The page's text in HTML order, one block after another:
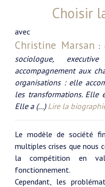
Choisir
avec
Christine Marsan :
sociologue,
accompagnement aux
organisations : elle
les transformations. Elle
Elle a (…) Lire la
Le modèle de société
multiples crises que nous
la compétition en
fonctionnement.
Cependant, les